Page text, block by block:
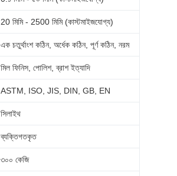
20 মিমি - 2500 মিমি (কাস্টমাইজযোগ্য)
এক চতুর্থাংশ কঠিন, অর্ধেক কঠিন, পূর্ণ কঠিন, নরম
মিল ফিনিস, পোলিশ, ব্রাশ ইত্যাদি
ASTM, ISO, JIS, DIN, GB, EN
সিলাইথ
ব্যক্তিগতকৃত
৩০০ কেজি